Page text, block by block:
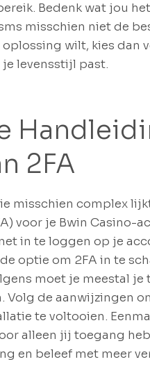
Bedenk wat jou
misschien niet de
wilt, kies dan
levensstijl past.
2FA
misschien complex
voor je Bwin Casino-
in te loggen op je
optie om 2FA in te
moet je meestal je
de aanwijzingen
te voltooien.
alleen jij toegang
en beleef met meer